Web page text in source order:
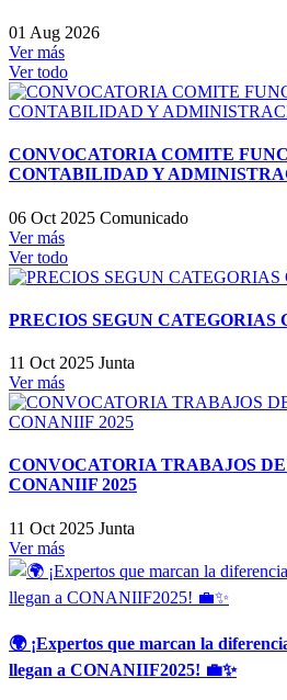
01 Aug 2026
Ver más
Ver todo
CONVOCATORIA COMITE
CONTABILIDAD Y
06 Oct 2025 Comunicado
Ver más
Ver todo
PRECIOS SEGUN CATEGORIAS
11 Oct 2025 Junta
Ver más
CONVOCATORIA TRABAJOS
CONANIIF 2025
11 Oct 2025 Junta
Ver más
🌍 ¡Expertos que marcan la
llegan a CONANIIF2025! 💼✨